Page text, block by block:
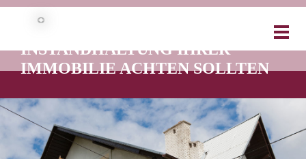
INSTANDHALTUNG IHRER
IMMOBILIE ACHTEN SOLLTEN